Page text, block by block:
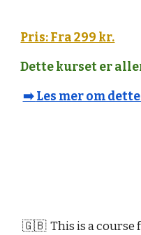
Pris: Fra 299 kr.
Dette kurset er
➡️Les mer om
🇬🇧 This is a course